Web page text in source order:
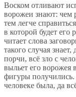
Воском отливают
ворожеи знают: чем
тем легче
в которой будет его
читает слова
такого случая
порчи, всё зло с
выльет его ворожея
фигуры получились.
человеке была, да